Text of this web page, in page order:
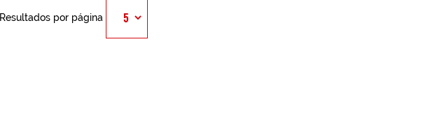
Resultados por página